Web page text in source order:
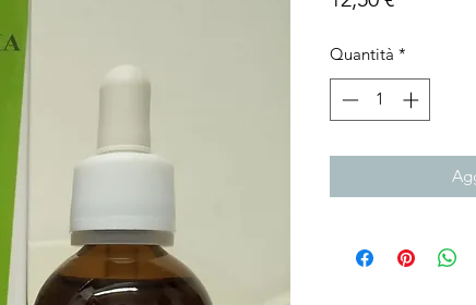
Quantità *